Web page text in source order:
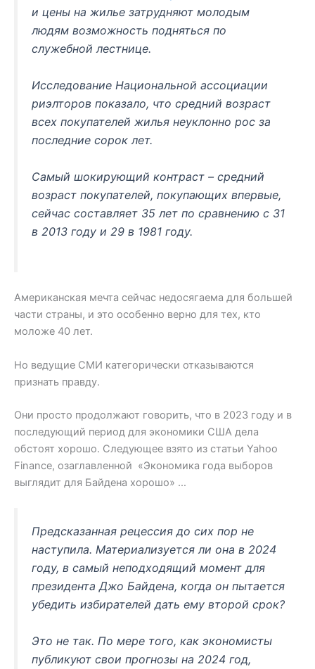
и цены на жилье затрудняют молодым
людям возможность подняться по
служебной лестнице.
Исследование Национальной ассоциации
риэлторов показало, что средний возраст
всех покупателей жилья неуклонно рос за
последние сорок лет.
Самый шокирующий контраст – средний
возраст покупателей, покупающих впервые,
сейчас составляет 35 лет по сравнению с 31
в 2013 году и 29 в 1981 году.
Американская мечта сейчас недосягаема для большей
части страны, и это особенно верно для тех, кто
моложе 40 лет.
Но ведущие СМИ категорически отказываются
признать правду.
Они просто продолжают говорить, что в 2023 году и в
последующий период для экономики США дела
обстоят хорошо. Следующее взято из статьи Yahoo
Finance, озаглавленной «Экономика года выборов
выглядит для Байдена хорошо» …
Предсказанная рецессия до сих пор не
наступила. Материализуется ли она в 2024
году, в самый неподходящий момент для
президента Джо Байдена, когда он пытается
убедить избирателей дать ему второй срок?
Это не так. По мере того, как экономисты
публикуют свои прогнозы на 2024 год,